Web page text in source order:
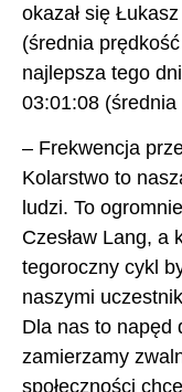
okazał się
(średnia
najlepsza tego
03:01:08
– Frekwencja
Kolarstwo to
ludzi. To
Czesław Lang, a
tegoroczny cykl
naszymi
Dla nas to napęd
zamierzamy
społeczności